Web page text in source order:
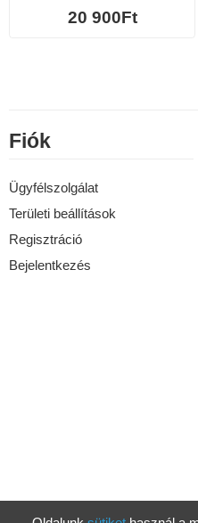
20 900Ft
Fiók
Ügyfélszolgálat
Területi beállítások
Regisztráció
Bejelentkezés